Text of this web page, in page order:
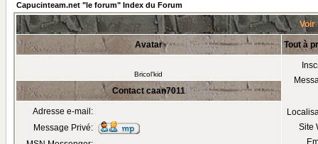
Capucinteam.net "le forum" Index du Forum
Voir
Avatar Tout à
Bricol'kid
Site
Contact caan7011
Adresse e-mail:
Message Privé: